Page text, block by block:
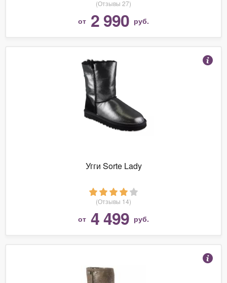
(Отзывы 27)
от 2 990 руб.
Угги Sorte Lady
(Отзывы 14)
от 4 499 руб.